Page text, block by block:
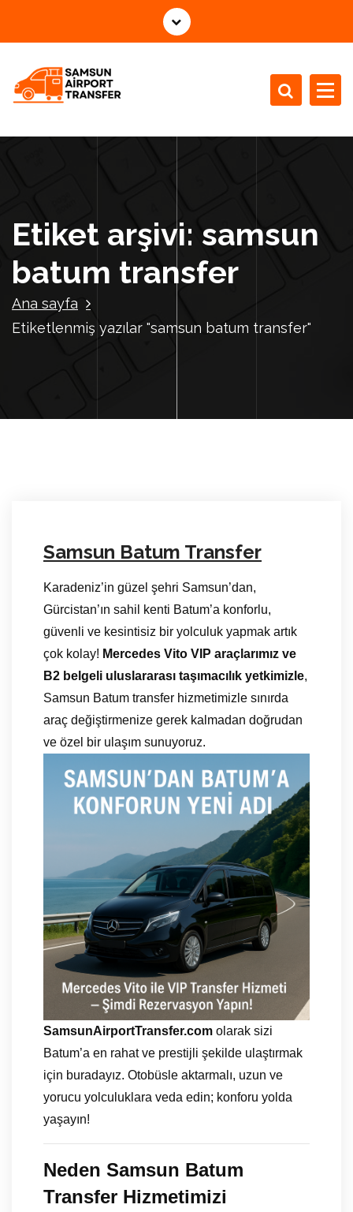
e
Etiket arşivi: samsun
batum transfer
Ana sayfa
Etiketlenmiş yazılar "samsun batum transfer"
Samsun Batum Transfer
Karadeniz’in güzel şehri Samsun’dan,
Gürcistan’ın sahil kenti Batum’a konforlu,
güvenli ve kesintisiz bir yolculuk yapmak artık
çok kolay! Mercedes Vito VIP araçlarımız ve
B2 belgeli uluslararası taşımacılık yetkimizle,
Samsun Batum transfer hizmetimizle sınırda
araç değiştirmenize gerek kalmadan doğrudan
ve özel bir ulaşım sunuyoruz.
SamsunAirportTransfer.com olarak sizi
Batum’a en rahat ve prestijli şekilde ulaştırmak
için buradayız. Otobüsle aktarmalı, uzun ve
yorucu yolculuklara veda edin; konforu yolda
yaşayın!
Neden Samsun Batum
Transfer Hizmetimizi